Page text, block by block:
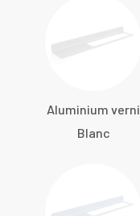
Aluminium verni
Blanc